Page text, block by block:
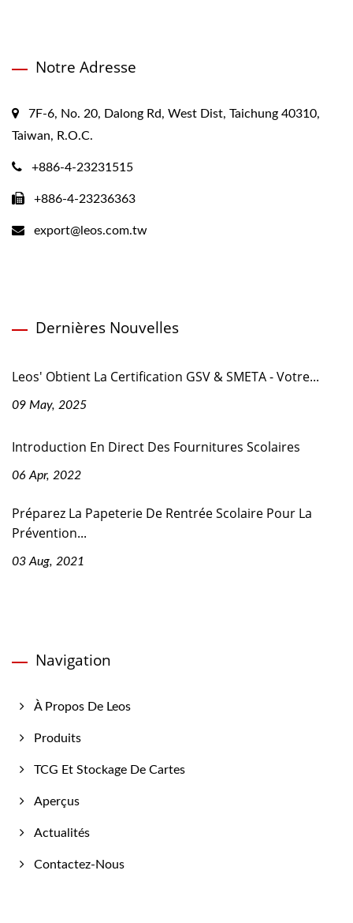
Notre Adresse
7F-6, No. 20, Dalong Rd, West Dist, Taichung 40310,
Taiwan, R.O.C.
+886-4-23231515
+886-4-23236363
export@leos.com.tw
Dernières Nouvelles
Leos' Obtient La Certification GSV & SMETA - Votre...
09 May, 2025
Introduction En Direct Des Fournitures Scolaires
06 Apr, 2022
Préparez La Papeterie De Rentrée Scolaire Pour La
Prévention...
03 Aug, 2021
Navigation
À Propos De Leos
Produits
TCG Et Stockage De Cartes
Aperçus
Actualités
Contactez-Nous